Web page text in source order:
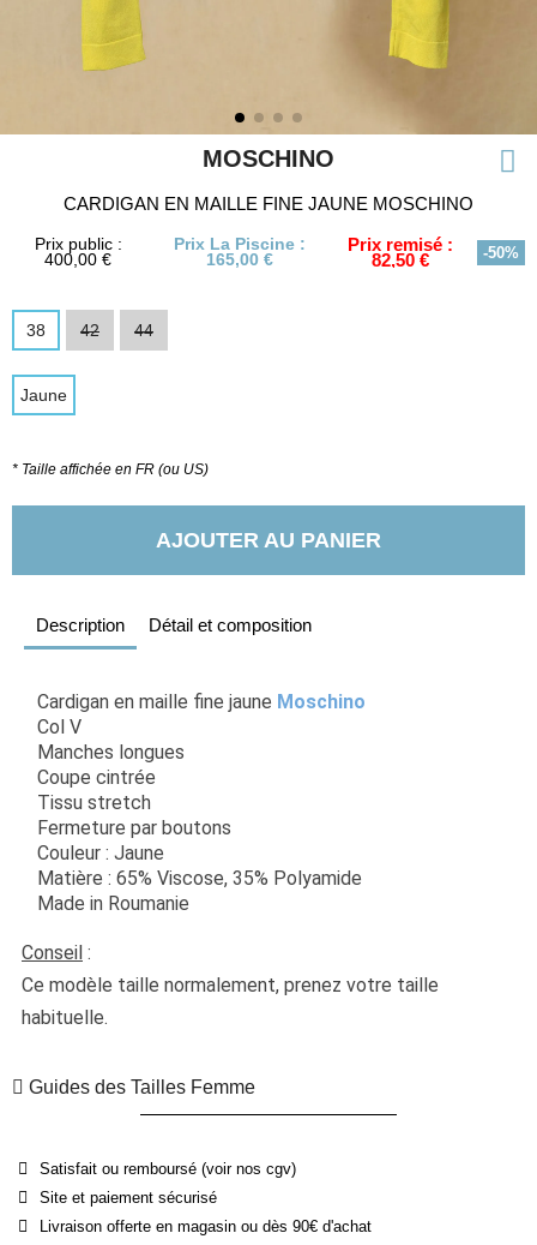
MOSCHINO
CARDIGAN EN MAILLE FINE JAUNE MOSCHINO
Prix public :
400,00 €
Prix La Piscine :
165,00 €
Prix remisé :
82,50 € -50%
38 42 44
Jaune
* Taille affichée en FR (ou US)
AJOUTER AU PANIER
Description Détail et composition
Cardigan en maille fine jaune Moschino
Col V
Manches longues
Coupe cintrée
Tissu stretch
Fermeture par boutons
Couleur : Jaune
Matière : 65% Viscose, 35% Polyamide
Made in Roumanie
Conseil :
Ce modèle taille normalement, prenez votre taille
habituelle.
Guides des Tailles Femme
Satisfait ou remboursé (voir nos cgv)
Site et paiement sécurisé
Livraison offerte en magasin ou dès 90€ d'achat